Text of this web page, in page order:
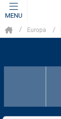
MENU
Europa